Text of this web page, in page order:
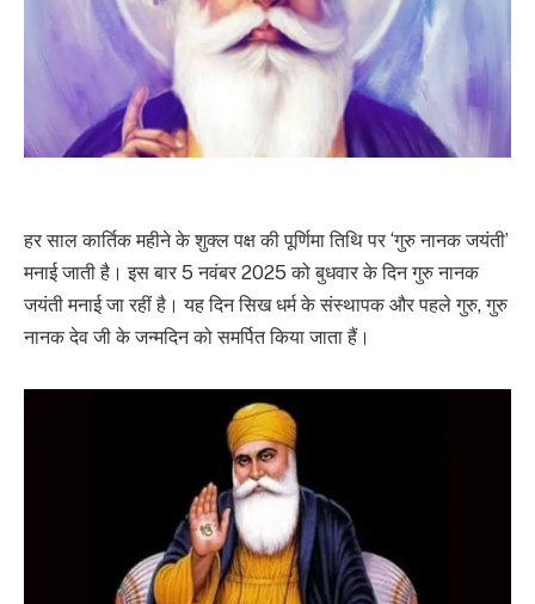
हर साल कार्तिक महीने के शुक्ल पक्ष की पूर्णिमा तिथि पर ‘गुरु नानक जयंती’
मनाई जाती है। इस बार 5 नवंबर 2025 को बुधवार के दिन गुरु नानक
जयंती मनाई जा रहीं है। यह दिन सिख धर्म के संस्थापक और पहले गुरु, गुरु
नानक देव जी के जन्मदिन को समर्पित किया जाता हैं।